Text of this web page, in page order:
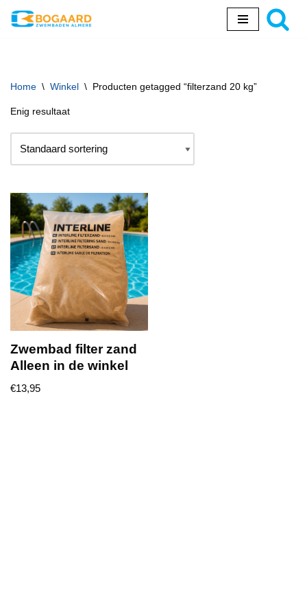
inhoud
Home \ Winkel \ Producten getagged “filterzand 20 kg”
Enig resultaat
Zwembad filter zand
Alleen in de winkel
€13,95